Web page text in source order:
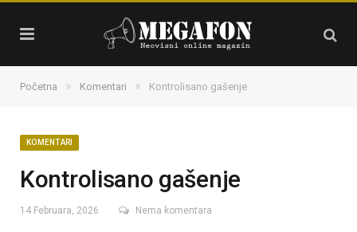
Početna » Komentari » Kontrolisano gašenje
KOMENTARI
Kontrolisano gašenje
14 Februara, 2026 Nema komentara